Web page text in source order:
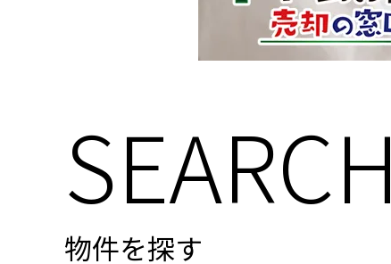
SEARCH
物件を探す